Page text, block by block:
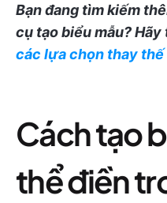
Bạn đang tìm kiếm
cụ tạo biểu mẫu? Hãy
các lựa chọn thay
Cách tạo
thể điền